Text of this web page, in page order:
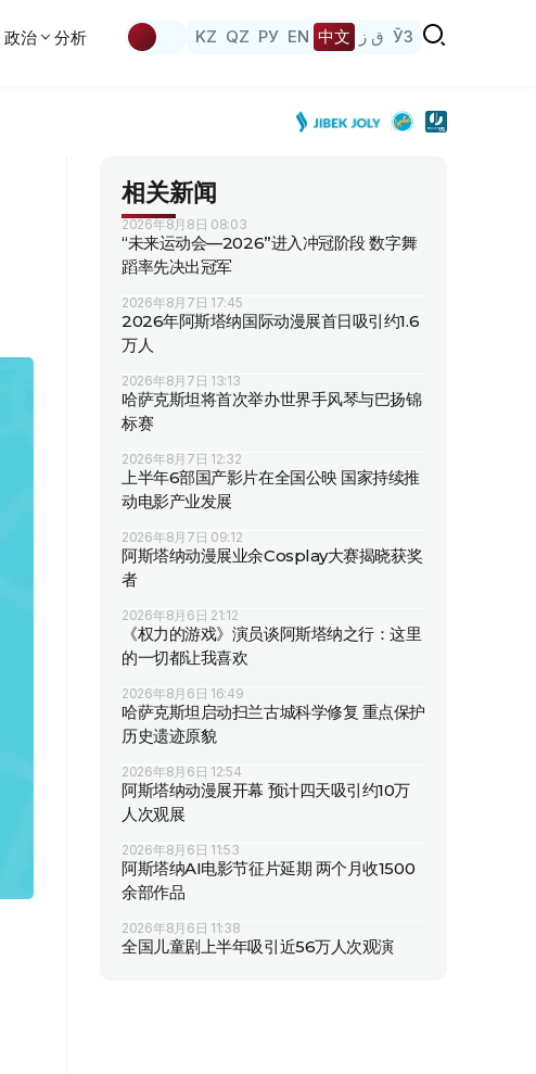
政治 分析 KZ QZ РУ EN 中文 ق ز ЎЗ
相关新闻
2026年8月8日 08:03
“未来运动会—2026”进入冲冠阶段 数字舞
蹈率先决出冠军
2026年8月7日 17:45
2026年阿斯塔纳国际动漫展首日吸引约1.6
万人
2026年8月7日 13:13
哈萨克斯坦将首次举办世界手风琴与巴扬锦
标赛
2026年8月7日 12:32
上半年6部国产影片在全国公映 国家持续推
动电影产业发展
2026年8月7日 09:12
阿斯塔纳动漫展业余Cosplay大赛揭晓获奖
者
2026年8月6日 21:12
《权力的游戏》演员谈阿斯塔纳之行：这里
的一切都让我喜欢
2026年8月6日 16:49
哈萨克斯坦启动扫兰古城科学修复 重点保护
历史遗迹原貌
2026年8月6日 12:54
阿斯塔纳动漫展开幕 预计四天吸引约10万
人次观展
2026年8月6日 11:53
阿斯塔纳AI电影节征片延期 两个月收1500
余部作品
2026年8月6日 11:38
全国儿童剧上半年吸引近56万人次观演